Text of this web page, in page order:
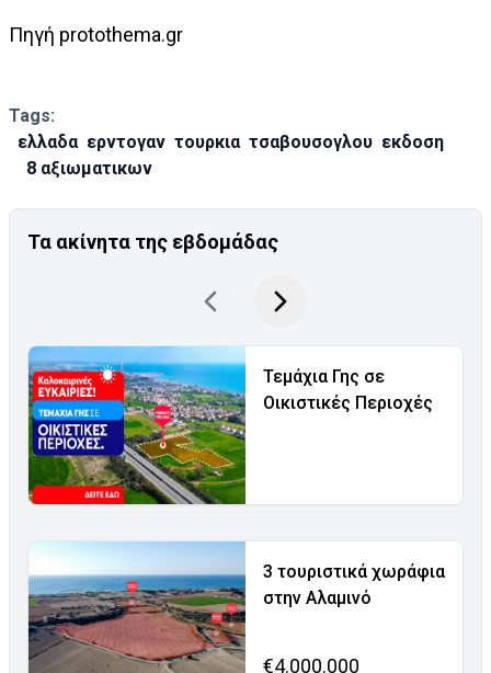
Πηγή protothema.gr
Tags:
ελλαδα ερντογαν τουρκια τσαβουσογλου εκδοση
8 αξιωματικων
Τα ακίνητα της εβδομάδας
Τεμάχια Γης σε
Οικιστικές Περιοχές
3 τουριστικά χωράφια
στην Αλαμινό
€4.000.000